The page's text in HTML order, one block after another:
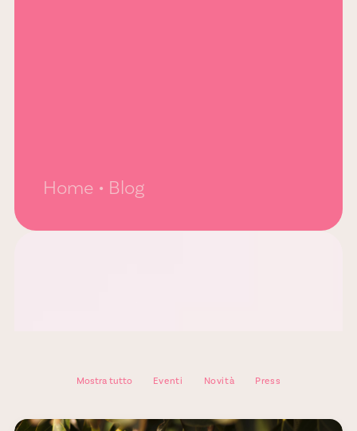
Home Blog
Mostra tutto Eventi Novità Press